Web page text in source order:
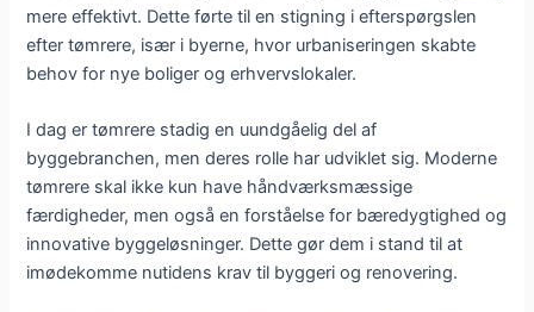
mere effektivt. Dette førte til en stigning i efterspørgslen
efter tømrere, især i byerne, hvor urbaniseringen skabte
behov for nye boliger og erhvervslokaler.
I dag er tømrere stadig en uundgåelig del af
byggebranchen, men deres rolle har udviklet sig. Moderne
tømrere skal ikke kun have håndværksmæssige
færdigheder, men også en forståelse for bæredygtighed og
innovative byggeløsninger. Dette gør dem i stand til at
imødekomme nutidens krav til byggeri og renovering.